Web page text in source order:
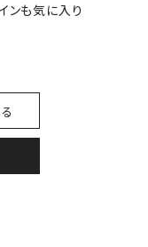
ンも気に入り